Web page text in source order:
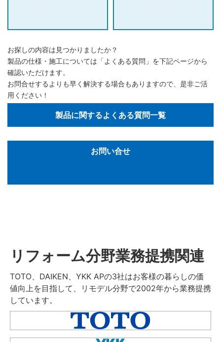
お探しの内容は見つかりましたか？
製品の仕様・施工については「よくある質問」を下記ページから
確認いただけます。
お問合せするよりも早く解決する場合もありますので、是非ご活
用ください！
製品に関するよくある質問一覧
お問い合せ
リフォーム分野業務提携関連
TOTO、DAIKEN、YKK APの3社はお客様の暮らしの価
値向上を目指して、リモデル分野で2002年から業務提携
しています。